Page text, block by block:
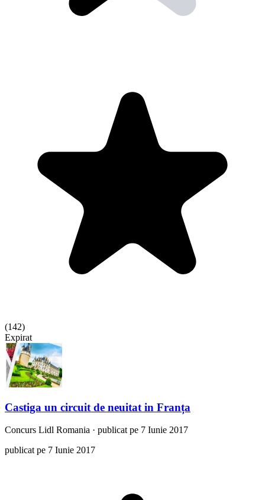
(142)
Expirat
Castiga un circuit de neuitat in Franța
Concurs Lidl Romania · publicat pe 7 Iunie 2017
publicat pe 7 Iunie 2017